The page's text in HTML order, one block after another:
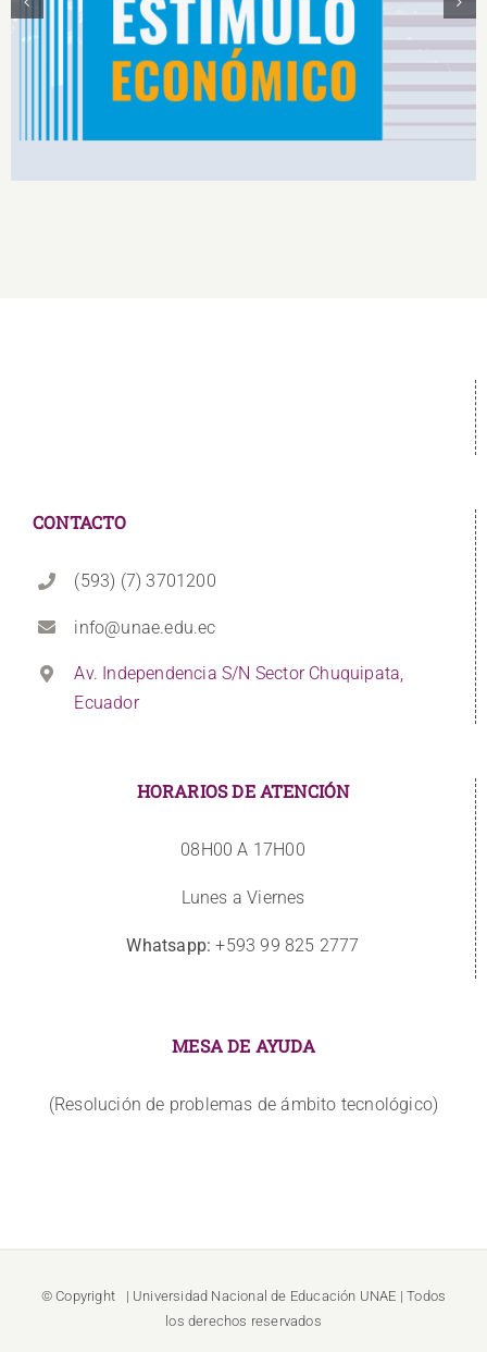
Estímulos Económicos para Deportistas de Alto
Rendimiento IS2026
CONTACTO
(593) (7) 3701200
info@unae.edu.ec
Av. Independencia S/N Sector Chuquipata,
Ecuador
HORARIOS DE ATENCIÓN
08H00 A 17H00
Lunes a Viernes
Whatsapp: +593 99 825 2777
MESA DE AYUDA
(Resolución de problemas de ámbito tecnológico)
© Copyright | Universidad Nacional de Educación UNAE | Todos
los derechos reservados